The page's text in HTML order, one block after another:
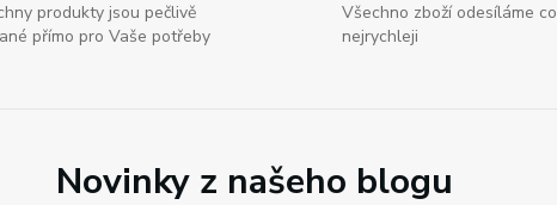
produkty jsou pečlivě
přímo pro Vaše potřeby
Všechno zboží odesíláme co
nejrychleji
Novinky z našeho blogu